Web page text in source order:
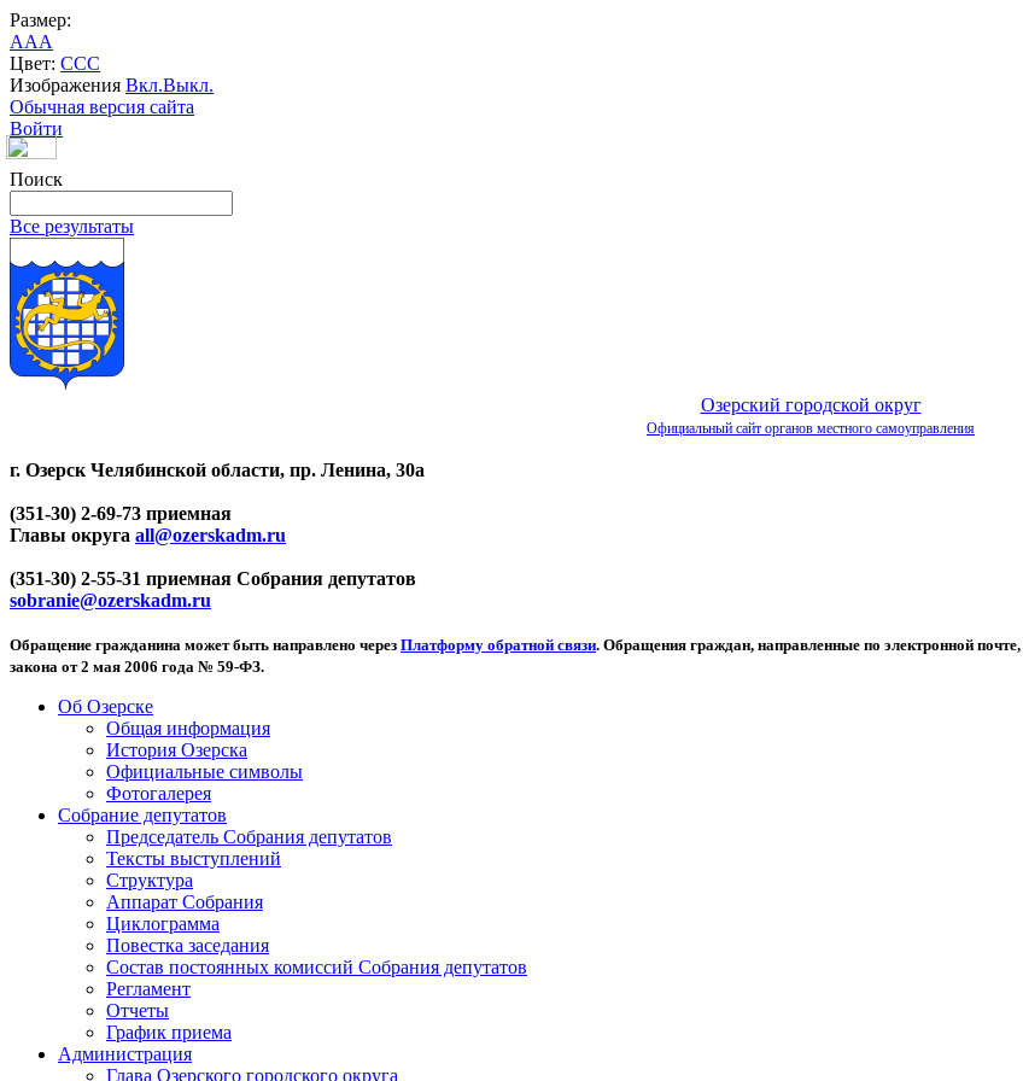
Размер:
AAA
Цвет: CCC
Изображения Вкл.Выкл.
Обычная версия сайта
Войти
Поиск
Все результаты
Озерский городской округ
Официальный сайт органов местного самоуправления
г. Озерск Челябинской области, пр. Ленина, 30а
(351-30) 2-69-73 приемная
Главы округа all@ozerskadm.ru
(351-30) 2-55-31 приемная Собрания депутатов
sobranie@ozerskadm.ru
Обращение гражданина может быть направлено через Платформу обратной связи. Обращения граждан, направленные по электронной почте,
закона от 2 мая 2006 года № 59-ФЗ.
Об Озерске
Общая информация
История Озерска
Официальные символы
Фотогалерея
Собрание депутатов
Председатель Собрания депутатов
Тексты выступлений
Структура
Аппарат Собрания
Циклограмма
Повестка заседания
Состав постоянных комиссий Собрания депутатов
Регламент
Отчеты
График приема
Администрация
Глава Озерского городского округа